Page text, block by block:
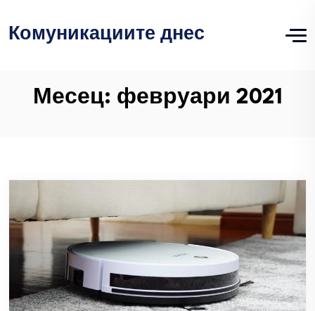
Комуникациите днес
Месец: февруари 2021